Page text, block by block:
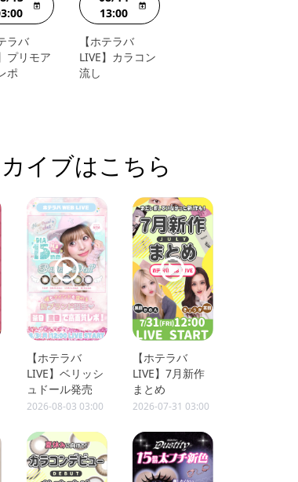
ラバ
プリモア
ポ
13:00
【ホテラバ
LIVE】カラコン
流し
イブはこちら
【ホテラバ
LIVE】ベリッシ
ュドール発売
2026-08-03 03:00
【ホテラバ
LIVE】7月新作
まとめ
2026-07-31 03:00